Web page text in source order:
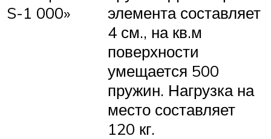
S-1 000»
элемента составляет
4 см., на кв.м
поверхности
умещается 500
пружин. Нагрузка на
место составляет
120 кг.